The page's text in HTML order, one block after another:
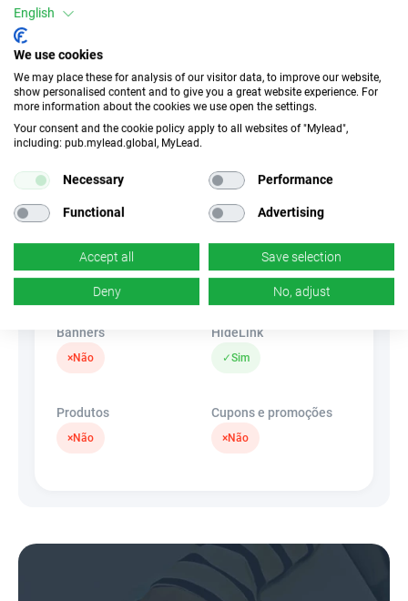
Atributos
Dispositivos
Dispositivos móveis
Escritório Tablet
Tráfego motivado não
546.96 EUR
n/d
✓Sim
Banners
×Não
HideLink
✓Sim
Produtos
×Não
Cupons e promoções
×Não
English
We use cookies
We may place these for analysis of our visitor data, to improve our website,
show personalised content and to give you a great website experience. For
more information about the cookies we use open the settings.
Your consent and the cookie policy apply to all websites of "Mylead",
including: pub.mylead.global, MyLead.
Necessary Performance
Functional Advertising
Accept all Save selection
Deny No, adjust